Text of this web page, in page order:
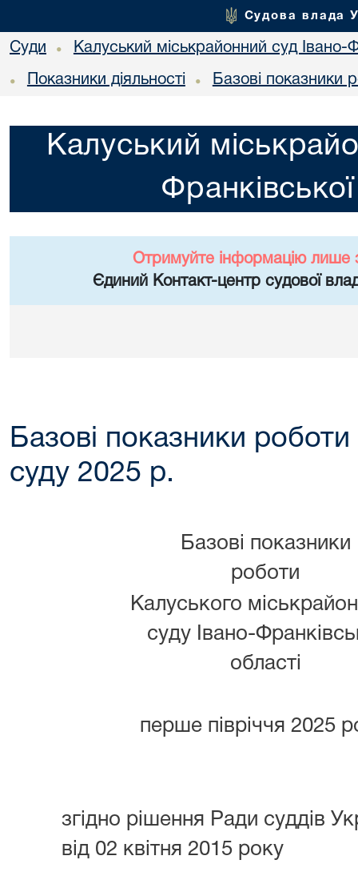
Судова влада
Суди • Калуський міськрайонний суд Івано-
• Показники діяльності • Базові показники
Калуський
Отримуйте інформацію лише
Єдиний Контакт-центр судової
Базові показники роботи
суду 2025 р.
Базові показники
роботи
Калуського
суду Івано-
області
перше півріччя 2025
згідно рішення Ради суддів
від 02 квітня 2015 року